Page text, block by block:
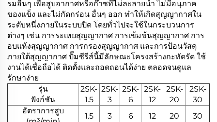
รมอื่นๆ เพื่อสูบอากาศหรือก๊าซที่ไม่ละลายน้ำ ไม่มีอนุภาค
ของแข็ง และไม่กัดกร่อน อื่นๆ ออก ทำให้เกิดสุญญากาศใน
ระดับหนึ่งภายในระบบปิด โดยทั่วไปจะใช้ในกระบวนการ
ต่างๆ เช่น การระเหยสุญญากาศ การเข้มข้นสุญญากาศ การ
อบแห้งสุญญากาศ การกรองสุญญากาศ และการป้อนวัสดุ
ภายใต้สุญญากาศ ปั๊มซีรีส์นี้มีลักษณะโครงสร้างกะทัดรัด ใช้
งานได้เชื่อถือได้ ติดตั้งและถอดถอนได้ง่าย ตลอดจนดูแล
รักษาง่าย
รุ่น
ฟังก์ชัน
2SK-
1.5
2SK-
3
2SK-
6
2SK-
12
2SK-
20
2SK-
30
อัตราการสูบ
1.5 3 6 12 20
30